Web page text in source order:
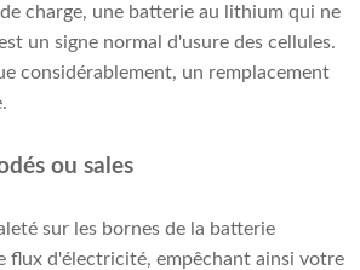
charge, une batterie au lithium qui ne
un signe normal d'usure des cellules.
considérablement, un remplacement
ou sales
sur les bornes de la batterie
flux d'électricité, empêchant ainsi votre